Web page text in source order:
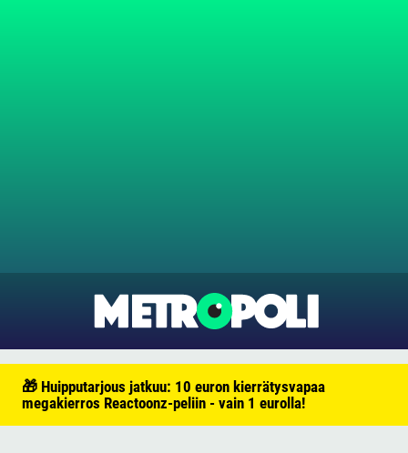
🎁 Huipputarjous jatkuu: 10 euron kierrätysvapaa
megakierros Reactoonz-peliin - vain 1 eurolla!